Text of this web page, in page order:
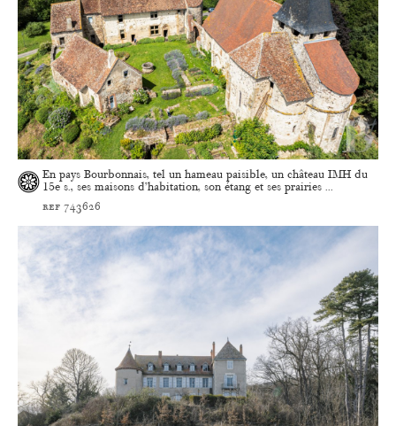
En pays Bourbonnais, tel un hameau paisible, un château IMH du
15e s., ses maisons d’habitation, son étang et ses prairies ...
ref 743626